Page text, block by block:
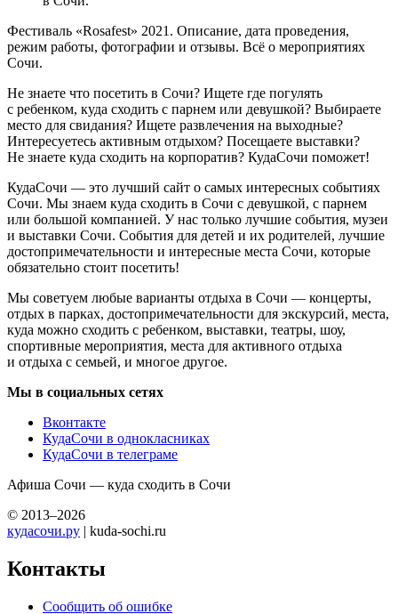
Фестиваль «Rosafest» 2021. Описание, дата проведения,
режим работы, фотографии и отзывы. Всё о мероприятиях
Сочи.
Не знаете что посетить в Сочи? Ищете где погулять
с ребенком, куда сходить с парнем или девушкой? Выбираете
место для свидания? Ищете развлечения на выходные?
Интересуетесь активным отдыхом? Посещаете выставки?
Не знаете куда сходить на корпоратив? КудаСочи поможет!
КудаСочи — это лучший сайт о самых интересных событиях
Сочи. Мы знаем куда сходить в Сочи с девушкой, с парнем
или большой компанией. У нас только лучшие события, музеи
и выставки Сочи. События для детей и их родителей, лучшие
достопримечательности и интересные места Сочи, которые
обязательно стоит посетить!
Мы советуем любые варианты отдыха в Сочи — концерты,
отдых в парках, достопримечательности для экскурсий, места,
куда можно сходить с ребенком, выставки, театры, шоу,
спортивные мероприятия, места для активного отдыха
и отдыха с семьей, и многое другое.
Мы в социальных сетях
Вконтакте
КудаСочи в однокласниках
КудаСочи в телеграме
Афиша Сочи — куда сходить в Сочи
© 2013–2026
кудасочи.ру | kuda-sochi.ru
Контакты
Сообщить об ошибке